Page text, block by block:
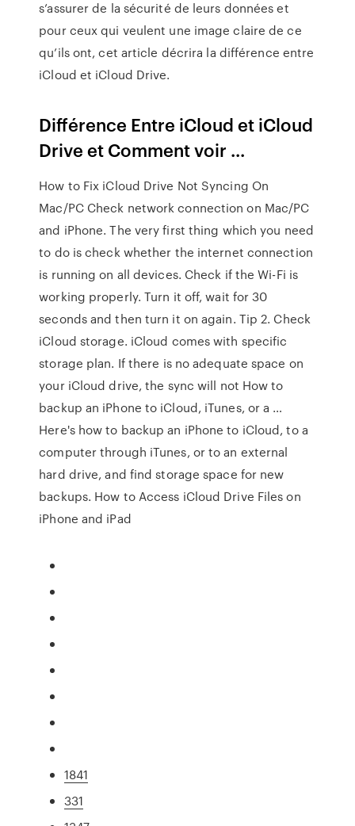
s’assurer de la sécurité de leurs données et
pour ceux qui veulent une image claire de ce
qu’ils ont, cet article décrira la différence entre
iCloud et iCloud Drive.
Différence Entre iCloud et iCloud
Drive et Comment voir ...
How to Fix iCloud Drive Not Syncing On
Mac/PC Check network connection on Mac/PC
and iPhone. The very first thing which you need
to do is check whether the internet connection
is running on all devices. Check if the Wi-Fi is
working properly. Turn it off, wait for 30
seconds and then turn it on again. Tip 2. Check
iCloud storage. iCloud comes with specific
storage plan. If there is no adequate space on
your iCloud drive, the sync will not How to
backup an iPhone to iCloud, iTunes, or a …
Here's how to backup an iPhone to iCloud, to a
computer through iTunes, or to an external
hard drive, and find storage space for new
backups. How to Access iCloud Drive Files on
iPhone and iPad
1841
331